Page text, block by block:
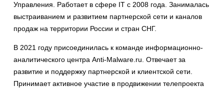
Управления. Работает в сфере IT с 2008 года. Занималась
выстраиванием и развитием партнерской сети и каналов
продаж на территории России и стран СНГ.
В 2021 году присоединилась к команде информационно-
аналитического центра Anti-Malware.ru. Отвечает за
развитие и поддержку партнерской и клиентской сети.
Принимает активное участие в продвижении телепроекта